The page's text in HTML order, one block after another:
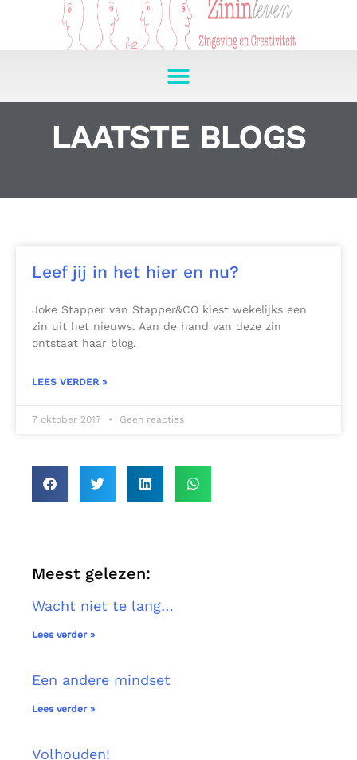
LAATSTE BLOGS
Leef jij in het hier en nu?
Joke Stapper van Stapper&CO kiest wekelijks een
zin uit het nieuws. Aan de hand van deze zin
ontstaat haar blog.
LEES VERDER »
7 oktober 2017 Geen reacties
Meest gelezen:
Wacht niet te lang…
Lees verder »
Een andere mindset
Lees verder »
Volhouden!